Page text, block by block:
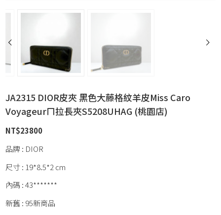
JA2315 DIOR皮夾 黑色大藤格紋羊皮Miss Caro
Voyageurㄇ拉長夾S5208UHAG (桃園店)
NT$23800
品牌 : DIOR
尺寸 : 19*8.5*2 cm
內碼 : 43*******
新舊 : 95新商品